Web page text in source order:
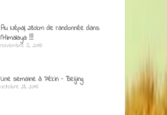
Au Népal, 280km de randonnée dans
l’Himalaya !!!
novembre 5, 2016
Une semaine à Pékin – Beijing
octobre 28, 2016